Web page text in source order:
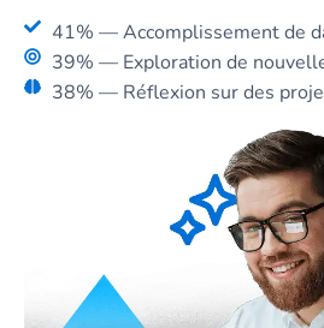
41% — Accomplissement de
39% — Exploration de
38% — Réflexion sur des